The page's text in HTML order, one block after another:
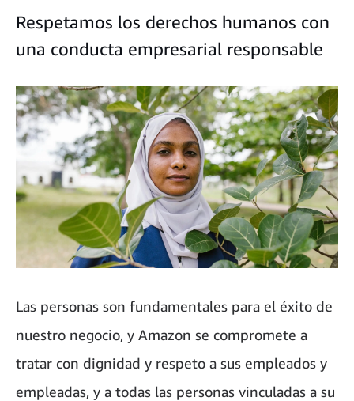
Respetamos los derechos humanos con
una conducta empresarial responsable
Las personas son fundamentales para el éxito de
nuestro negocio, y Amazon se compromete a
tratar con dignidad y respeto a sus empleados y
empleadas, y a todas las personas vinculadas a su